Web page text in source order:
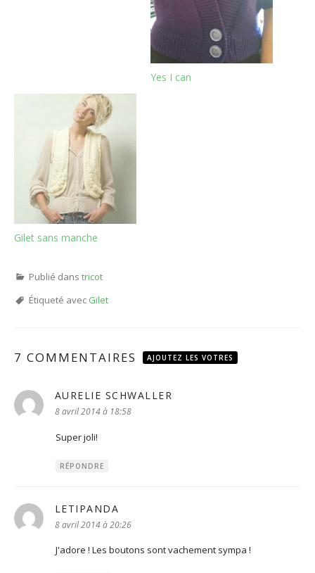
Yes I can
Gilet sans manche
Publié dans tricot
Étiqueté avec Gilet
7 COMMENTAIRES AJOUTEZ LES VOTRES
AURELIE SCHWALLER
8 avril 2014 à 18:58
Super joli!
RÉPONDRE
LETIPANDA
8 avril 2014 à 20:26
J'adore ! Les boutons sont vachement sympa !